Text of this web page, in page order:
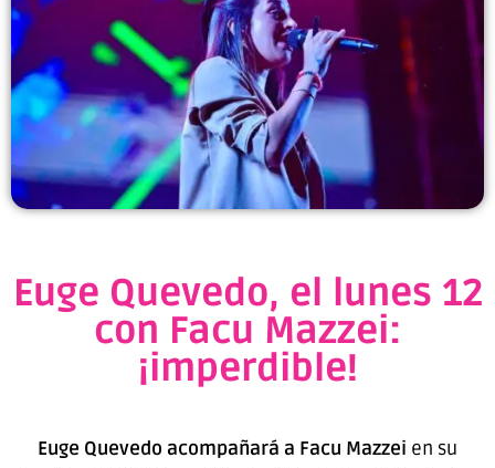
Euge Quevedo, el lunes 12
con Facu Mazzei:
¡imperdible!
Euge Quevedo acompañará a Facu Mazzei en su